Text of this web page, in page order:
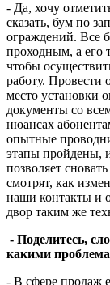
- Да, хочу
сказать, бум по
ограждений. Все
проходным, а его
чтобы
работу. Провести
место установки
документы со
нюансах
опытные
этапы пройдены,
позволяет
смотрят, как
наши контакты и
двор таким же
- Поделитесь,
какими
- В сфере продаж